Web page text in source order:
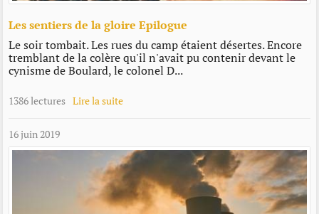
Les sentiers de la gloire Epilogue
Le soir tombait. Les rues du camp étaient désertes. Encore
tremblant de la colère qu'il n'avait pu contenir devant le
cynisme de Boulard, le colonel D...
1386 lectures Lire la suite
16 juin 2019